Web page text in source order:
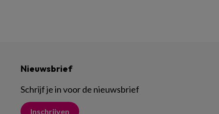
Nieuwsbrief
Schrijf je in voor de nieuwsbrief
Inschrijven